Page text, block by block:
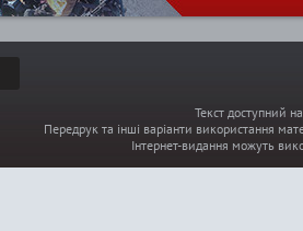
Текст доступний
Передрук та інші варіанти використання
Інтернет-видання можуть